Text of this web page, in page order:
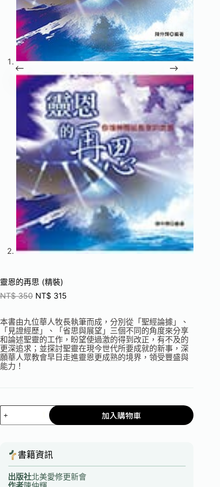
靈恩的再思 (精裝)
NT$350 NT$ 315
本書由九位華人牧長執筆而成，分別從「聖經論據」、
「見證經歷」、「省思與展望」三個不同的角度來分享
和論述聖靈的工作，盼望使過激的得到改正，有不及的
更深追求；並探討聖靈在現今世代所要成就的新事，深
願華人眾教會早日走進靈恩更成熟的境界，領受豐盛與
能力！
加入購物車
書籍資訊
出版社北美愛修更新會